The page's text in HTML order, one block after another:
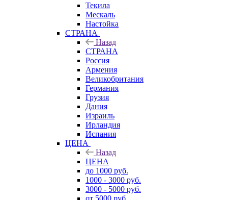
Текила
Мескаль
Настойка
СТРАНА
Назад
СТРАНА
Россия
Армения
Великобритания
Германия
Грузия
Дания
Израиль
Ирландия
Испания
ЦЕНА
Назад
ЦЕНА
до 1000 руб.
1000 - 3000 руб.
3000 - 5000 руб.
от 5000 руб.